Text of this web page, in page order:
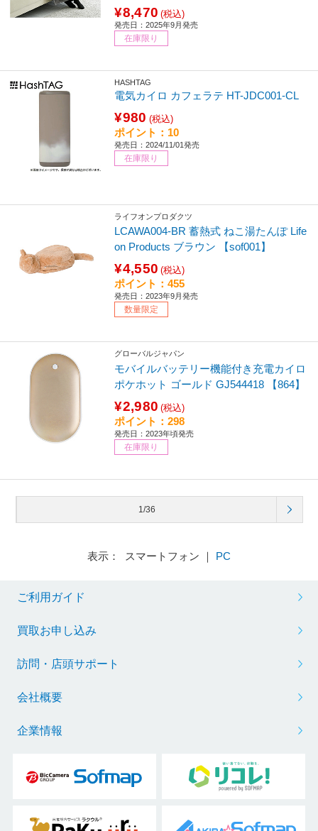
¥8,470 (税込)
発売日：2025年9月発売
在庫限り
HASHTAG
電気カイロ カフェラテ HT-JDC001-CL
¥980 (税込)
ポイント：10
発売日：2024/11/01発売
在庫限り
ライフオンプロダクツ
LCAWA004-BR 蓄熱式 ねこ湯たんぽ Life
on Products ブラウン 【sof001】
¥4,550 (税込)
ポイント：455
発売日：2023年9月発売
数量限定
グローバルジャパン
モバイルバッテリー機能付き充電カイロ
ポケホット ゴールド GJ544418 【864】
¥2,980 (税込)
ポイント：298
発売日：2023年頃発売
在庫限り
1/36
表示： スマートフォン ｜ PC
ご利用ガイド
買取お申し込み
訪問・店頭サポート
会社概要
企業情報